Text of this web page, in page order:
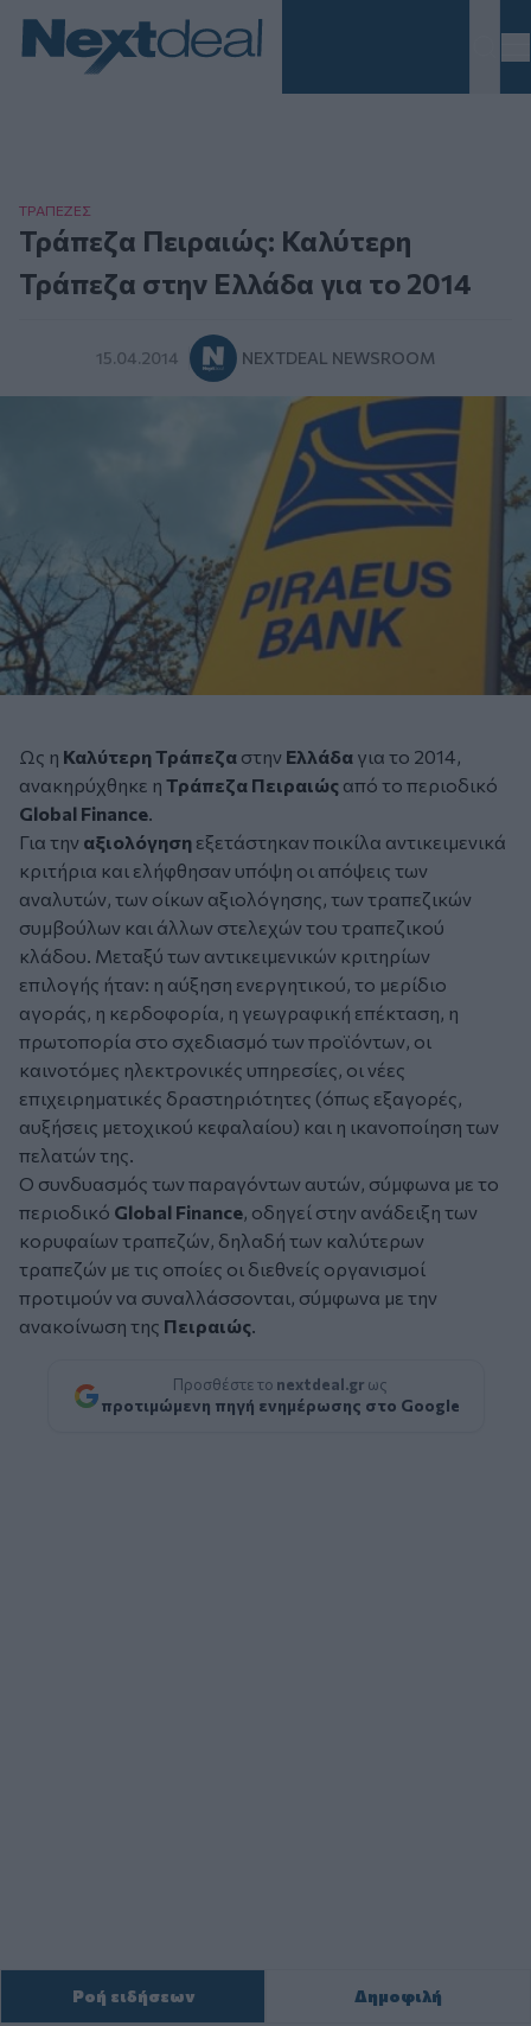
ΤΡAΠΕΖΕΣ
Τράπεζα Πειραιώς: Καλύτερη
Τράπεζα στην Ελλάδα για το 2014
15.04.2014 NEXTDEAL NEWSROOM
Ως η Καλύτερη Τράπεζα στην Ελλάδα για το 2014,
ανακηρύχθηκε η Τράπεζα Πειραιώς από το περιοδικό
Global Finance.
Για την αξιολόγηση εξετάστηκαν ποικίλα αντικειμενικά
κριτήρια και ελήφθησαν υπόψη οι απόψεις των
αναλυτών, των οίκων αξιολόγησης, των τραπεζικών
συμβούλων και άλλων στελεχών του τραπεζικού
κλάδου. Μεταξύ των αντικειμενικών κριτηρίων
επιλογής ήταν: η αύξηση ενεργητικού, το μερίδιο
αγοράς, η κερδοφορία, η γεωγραφική επέκταση, η
πρωτοπορία στο σχεδιασμό των προϊόντων, οι
καινοτόμες ηλεκτρονικές υπηρεσίες, οι νέες
επιχειρηματικές δραστηριότητες (όπως εξαγορές,
αυξήσεις μετοχικού κεφαλαίου) και η ικανοποίηση των
πελατών της.
Ο συνδυασμός των παραγόντων αυτών, σύμφωνα με το
περιοδικό Global Finance, οδηγεί στην ανάδειξη των
κορυφαίων τραπεζών, δηλαδή των καλύτερων
τραπεζών με τις οποίες οι διεθνείς οργανισμοί
προτιμούν να συναλλάσσονται, σύμφωνα με την
ανακοίνωση της Πειραιώς.
Προσθέστε το nextdeal.gr ως
προτιμώμενη πηγή ενημέρωσης στο Google
Ροή ειδήσεων Δημοφιλή